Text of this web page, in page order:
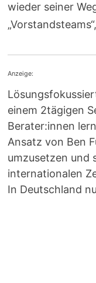
wieder seiner
Anzeige:
einem 2tägigen
Berater:innen
Ansatz von Ben
umzusetzen und
internationalen
In Deutschland